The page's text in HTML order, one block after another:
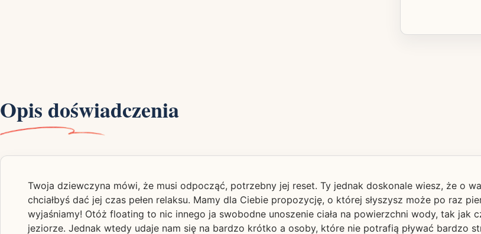
Opis doświadczenia
Twoja dziewczyna mówi, że musi odpocząć, potrzebny jej reset. Ty jednak doskonale wiesz, że o
chciałbyś dać jej czas pełen relaksu. Mamy dla Ciebie propozycję, o której słyszysz może po raz
wyjaśniamy! Otóż floating to nic innego ja swobodne unoszenie ciała na powierzchni wody, tak jak
jeziorze. Jednak wtedy udaje nam się na bardzo krótko a osoby, które nie potrafią pływać bardzo